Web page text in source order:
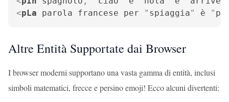
<pLa parola francese per " spiaggia" è "
Altre Entità Supportate dai Browser
I browser moderni supportano una vasta gamma di entità, inclusi
simboli matematici, frecce e persino emoji! Ecco alcuni divertenti: